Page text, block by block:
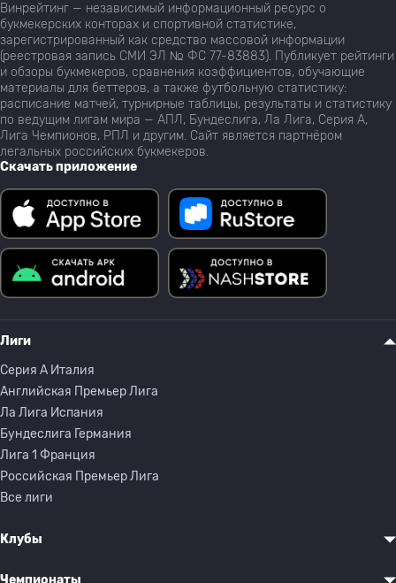
Винрейтинг — независимый информационный ресурс о
букмекерских конторах и спортивной статистике,
зарегистрированный как средство массовой информации
(реестровая запись СМИ ЭЛ № ФС 77-83883). Публикует рейтинги
и обзоры букмекеров, сравнения коэффициентов, обучающие
материалы для беттеров, а также футбольную статистику:
расписание матчей, турнирные таблицы, результаты и статистику
по ведущим лигам мира — АПЛ, Бундеслига, Ла Лига, Серия А,
Лига Чемпионов, РПЛ и другим. Сайт является партнёром
легальных российских букмекеров.
Скачать приложение
Лиги
Серия A Италия
Английская Премьер Лига
Ла Лига Испания
Бундеслига Германия
Лига 1 Франция
Российская Премьер Лига
Все лиги
Клубы